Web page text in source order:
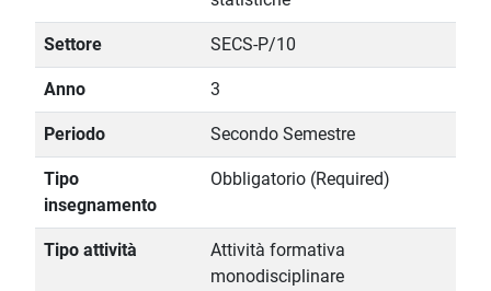
Settore SECS-P/10
Anno 3
Periodo Secondo Semestre
Tipo
insegnamento
Obbligatorio (Required)
Tipo attività
Attività formativa
monodisciplinare